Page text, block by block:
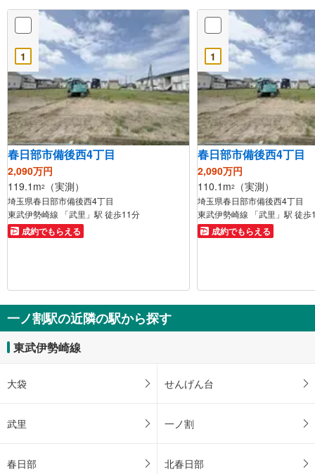
1
春日部市備後西4丁目
2,090万円
119.1m2 （実測）
埼玉県春日部市備後西4丁目
東武伊勢崎線 「武里」駅 徒歩11分
成約でもらえる
1
春日部市備後西4丁目
2,090万円
110.1m2 （実測）
埼玉県春日部市備後西4丁目
東武伊勢崎線 「武里」駅 徒歩
成約でもらえる
一ノ割駅の近隣の駅から探す
東武伊勢崎線
大袋 せんげん台
武里 一ノ割
春日部 北春日部